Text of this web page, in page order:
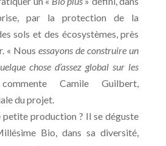
par la protection de la
sols et des écosystèmes, près
« Nous essayons de construire un
chose d’assez global sur les
Camile Guilbert,
du projet.
petite production ? Il se déguste
Bio, dans sa diversité,